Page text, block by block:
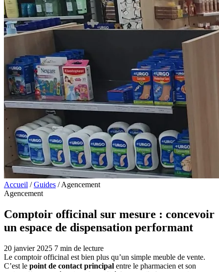
Accueil / Guides / Agencement
Agencement
Comptoir officinal sur mesure : concevoir
un espace de dispensation performant
20 janvier 2025 7 min de lecture
Le comptoir officinal est bien plus qu’un simple meuble de vente.
C’est le point de contact principal entre le pharmacien et son